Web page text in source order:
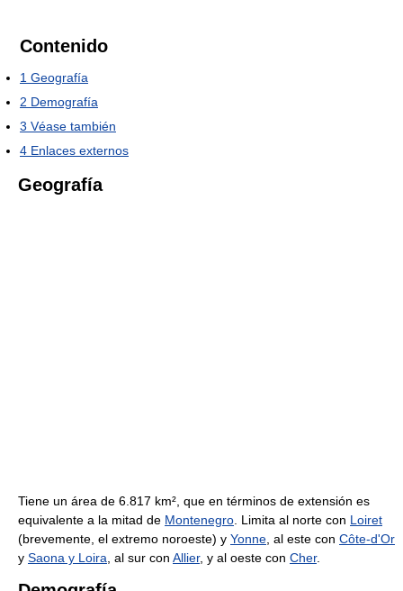
Contenido
1 Geografía
2 Demografía
3 Véase también
4 Enlaces externos
Geografía
Tiene un área de 6.817 km², que en términos de extensión es
equivalente a la mitad de Montenegro . Limita al norte con Loiret
(brevemente, el extremo noroeste) y Yonne , al este con Côte-d'Or
y Saona y Loira , al sur con Allier, y al oeste con Cher.